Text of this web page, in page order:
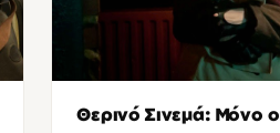
Θερινό Σινεμά: Μόνο